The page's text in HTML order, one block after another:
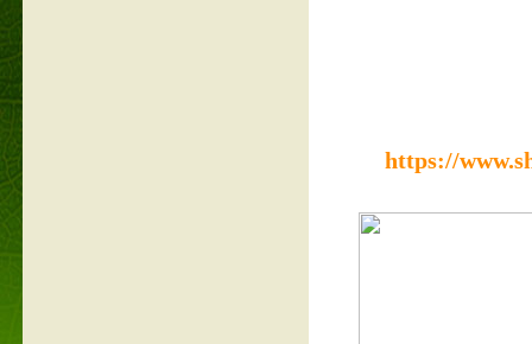
https://